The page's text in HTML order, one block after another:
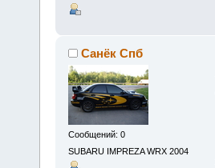
Санёк Спб
Сообщений: 0
SUBARU IMPREZA WRX 2004